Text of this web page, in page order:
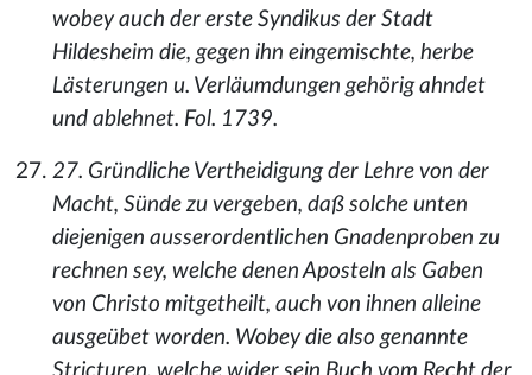
wobey auch der erste Syndikus der Stadt
Hildesheim die, gegen ihn eingemischte, herbe
Lästerungen u. Verläumdungen gehörig ahndet
und ablehnet. Fol. 1739.
27. Gründliche Vertheidigung der Lehre von der
Macht, Sünde zu vergeben, daß solche unten
diejenigen ausserordentlichen Gnadenproben zu
rechnen sey, welche denen Aposteln als Gaben
von Christo mitgetheilt, auch von ihnen alleine
ausgeübet worden. Wobey die also genannte